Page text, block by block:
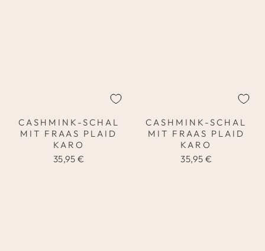
CASHMINK-SCHAL
MIT FRAAS PLAID
KARO
35,95 €
CASHMINK-SCHAL
MIT FRAAS PLAID
KARO
35,95 €